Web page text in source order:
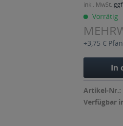
inkl. MwSt.
Vorrätig
+3,75 €
In
Artikel-Nr.:
Verfügbar